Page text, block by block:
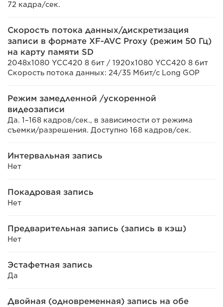
72 кадра/сек.
Скорость потока данных/дискретизация
записи в формате XF-AVC Proxy (режим 50 Гц)
на карту памяти SD
2048x1080 YCC420 8 бит / 1920x1080 YCC420 8 бит
Скорость потока данных: 24/35 Мбит/с Long GOP
Режим замедленной /ускоренной
видеозаписи
Да. 1–168 кадров/сек., в зависимости от режима
съемки/разрешения. Доступно 168 кадров/сек.
Интервальная запись
Нет
Покадровая запись
Нет
Предварительная запись (запись в кэш)
Нет
Эстафетная запись
Да
Двойная (одновременная) запись на обе